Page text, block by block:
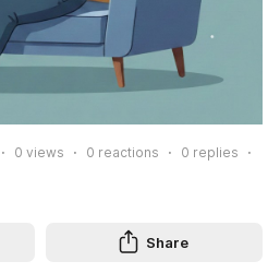
0 views 0 reactions 0 replies
Share